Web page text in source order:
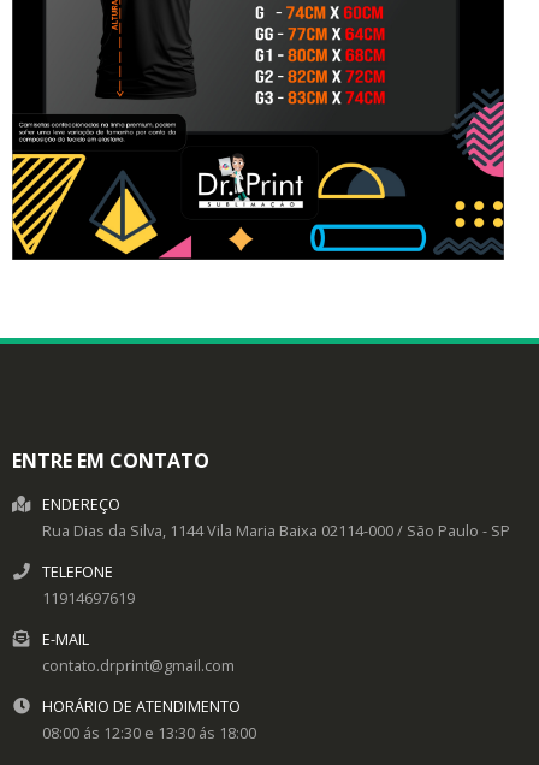
ENTRE EM CONTATO
ENDEREÇO
Rua Dias da Silva, 1144Vila Maria Baixa 02114-000/ São Paulo - SP
TELEFONE
11914697619
E-MAIL
contato.drprint@gmail.com
HORÁRIO DE ATENDIMENTO
08:00 ás 12:30 e 13:30 ás 18:00